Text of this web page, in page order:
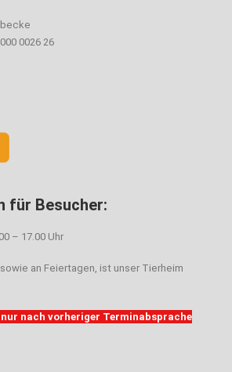
0026 26
für Besucher:
– 17.00 Uhr
an Feiertagen, ist unser Tierheim
nach vorheriger Terminabsprache